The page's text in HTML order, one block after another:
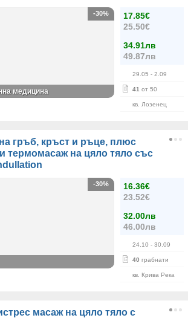
17.85€
25.50€
34.91лв
49.87лв
29.05 - 2.09
41 от 50
кв. Лозенец
-30%
медицина
гръб, кръст и ръце, плюс
термомасаж на цяло тяло със
16.36€
23.52€
32.00лв
46.00лв
24.10 - 30.09
40 грабнати
кв. Крива Река
-30%
масаж на цяло тяло с